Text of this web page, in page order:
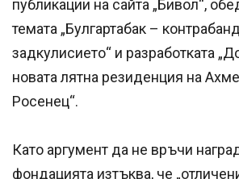
публикации на сайта „Бивол“,
темата „Булгартабак –
задкулисието“ и разработката
новата лятна резиденция на
Росенец“.
Като аргумент да не връчи
фондацията изтъква, че